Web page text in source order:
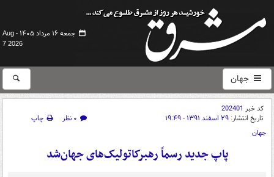
جمعه ۱۶ مرداد ۱۴۰۵ -
Aug
7 2026
جهان
کد خبر 202401
تاریخ انتشار: ۲۹ اسفند ۱۳۹۱ - ۱۹:۴۹ ۰ نظر
چاپ
جهان
پاپ جدید رسماً رهبرکاتولیک‌های جهان‌شد